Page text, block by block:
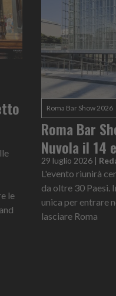
le
Roma Bar Show 2026
Roma Bar
Nuvola il 14
29 luglio 2026 |
L'evento riunirà
da oltre 30 Paesi.
unica per entrare
lasciare Roma